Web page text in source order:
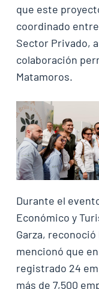
que este
coordinado
Sector Privado,
colaboración
Matamoros.
Durante el
Económico y
Garza,
mencionó que
registrado 24
más de 7,500